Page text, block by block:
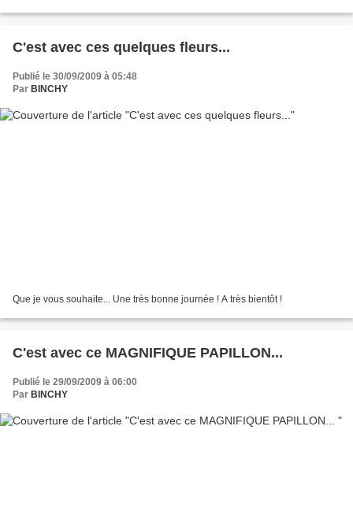
C'est avec ces quelques fleurs...
Publié le 30/09/2009 à 05:48
Par BINCHY
Que je vous souhaite... Une très bonne journée ! A très bientôt !
C'est avec ce MAGNIFIQUE PAPILLON...
Publié le 29/09/2009 à 06:00
Par BINCHY